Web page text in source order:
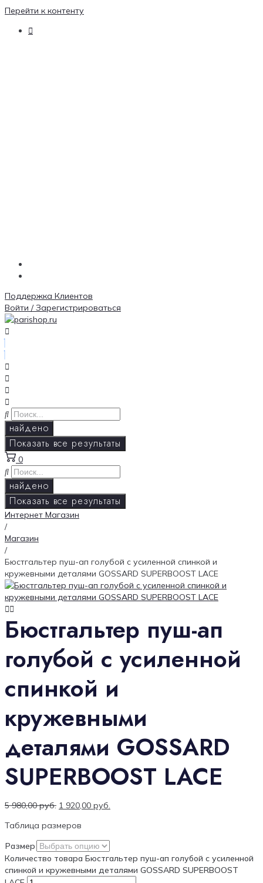
Перейти к контенту
Поддержка Клиентов
Войти / Зарегистрироваться
найдено
Показать все результаты
0
найдено
Показать все результаты
Интернет Магазин
/
Магазин
/
Бюстгальтер пуш-ап голубой с усиленной спинкой и
кружевными деталями GOSSARD SUPERBOOST LACE
Бюстгальтер пуш-ап
голубой с усиленной
спинкой и
кружевными
деталями GOSSARD
SUPERBOOST LACE
5 980,00руб. 1 920,00 руб.
Таблица размеров
Размер
Количество товара Бюстгальтер пуш-ап голубой с усиленной
спинкой и кружевными деталями GOSSARD SUPERBOOST